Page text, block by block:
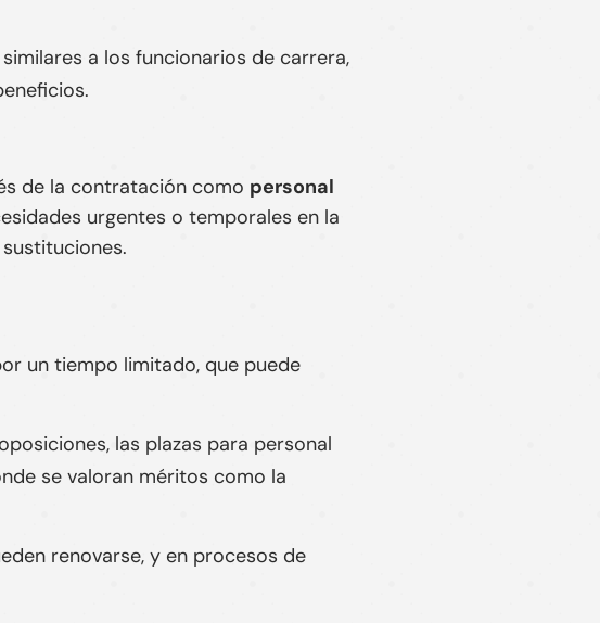
a los funcionarios de carrera,
de la contratación como personal
urgentes o temporales en la
un tiempo limitado, que puede
las plazas para personal
se valoran méritos como la
renovarse, y en procesos de